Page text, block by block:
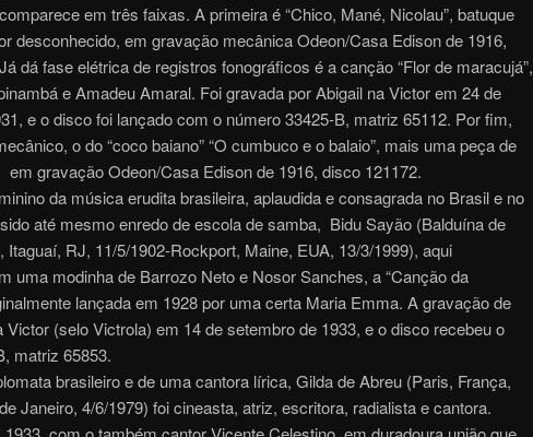
em três faixas. A primeira é “Chico, Mané, Nicolau”, batuque
desconhecido, em gravação mecânica Odeon/Casa Edison de 1916,
dá fase elétrica de registros fonográficos é a canção “Flor de maracujá”,
e Amadeu Amaral. Foi gravada por Abigail na Victor em 24 de
e o disco foi lançado com o número 33425-B, matriz 65112. Por fim,
o do “coco baiano” “O cumbuco e o balaio”, mais uma peça de
em gravação Odeon/Casa Edison de 1916, disco 121172.
da música erudita brasileira, aplaudida e consagrada no Brasil e no
até mesmo enredo de escola de samba, Bidu Sayão (Balduína de
Itaguaí, RJ, 11/5/1902-Rockport, Maine, EUA, 13/3/1999), aqui
uma modinha de Barrozo Neto e Nosor Sanches, a “Canção da
lançada em 1928 por uma certa Maria Emma. A gravação de
Victor (selo Victrola) em 14 de setembro de 1933, e o disco recebeu o
matriz 65853.
brasileiro e de uma cantora lírica, Gilda de Abreu (Paris, França,
Janeiro, 4/6/1979) foi cineasta, atriz, escritora, radialista e cantora.